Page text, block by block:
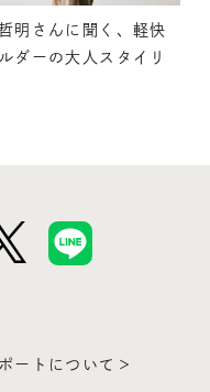
明さんに聞く、軽快
ダーの大人スタイリ
ートについて＞